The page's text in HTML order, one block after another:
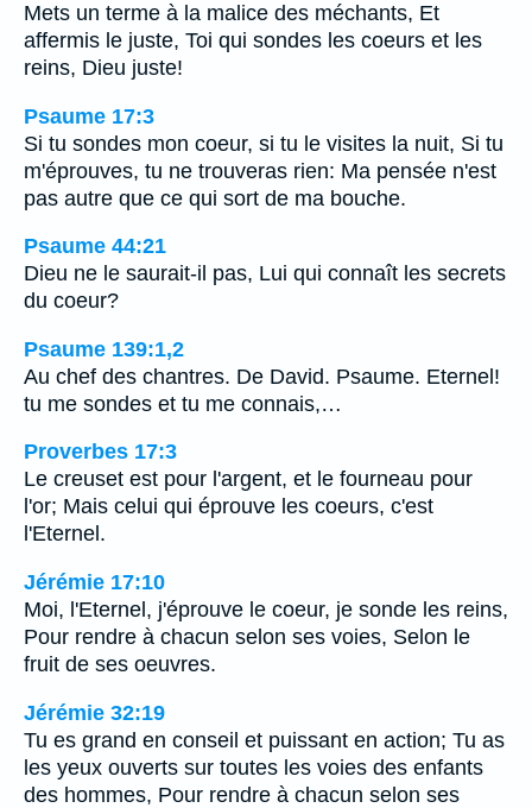
Mets un terme à la malice des méchants, Et
affermis le juste, Toi qui sondes les coeurs et les
reins, Dieu juste!
Psaume 17:3
Si tu sondes mon coeur, si tu le visites la nuit, Si tu
m'éprouves, tu ne trouveras rien: Ma pensée n'est
pas autre que ce qui sort de ma bouche.
Psaume 44:21
Dieu ne le saurait-il pas, Lui qui connaît les secrets
du coeur?
Psaume 139:1,2
Au chef des chantres. De David. Psaume. Eternel!
tu me sondes et tu me connais,…
Proverbes 17:3
Le creuset est pour l'argent, et le fourneau pour
l'or; Mais celui qui éprouve les coeurs, c'est
l'Eternel.
Jérémie 17:10
Moi, l'Eternel, j'éprouve le coeur, je sonde les reins,
Pour rendre à chacun selon ses voies, Selon le
fruit de ses oeuvres.
Jérémie 32:19
Tu es grand en conseil et puissant en action; Tu as
les yeux ouverts sur toutes les voies des enfants
des hommes, Pour rendre à chacun selon ses